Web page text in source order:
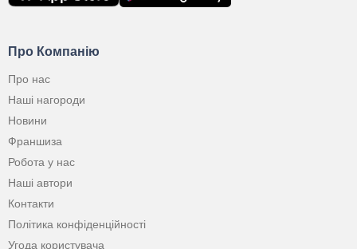
Про Компанію
Про нас
Наші нагороди
Новини
Франшиза
Робота у нас
Наші автори
Контакти
Політика конфіденційності
Угода користувача